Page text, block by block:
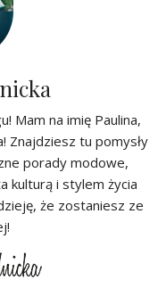
Mam na imię Paulina,
Znajdziesz tu pomysły
porady modowe,
kulturą i stylem życia
że zostaniesz ze